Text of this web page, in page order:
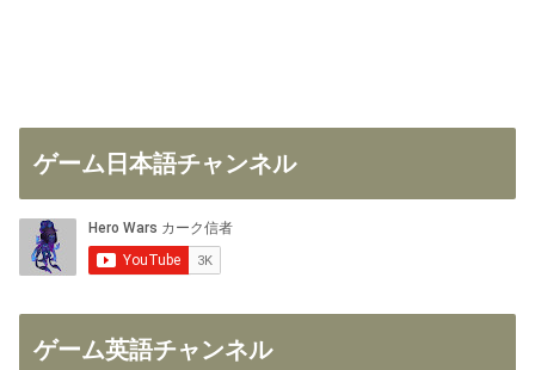
ゲーム日本語チャンネル
ゲーム英語チャンネル